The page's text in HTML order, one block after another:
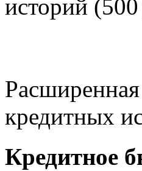
историй
кредитных
Кредитное